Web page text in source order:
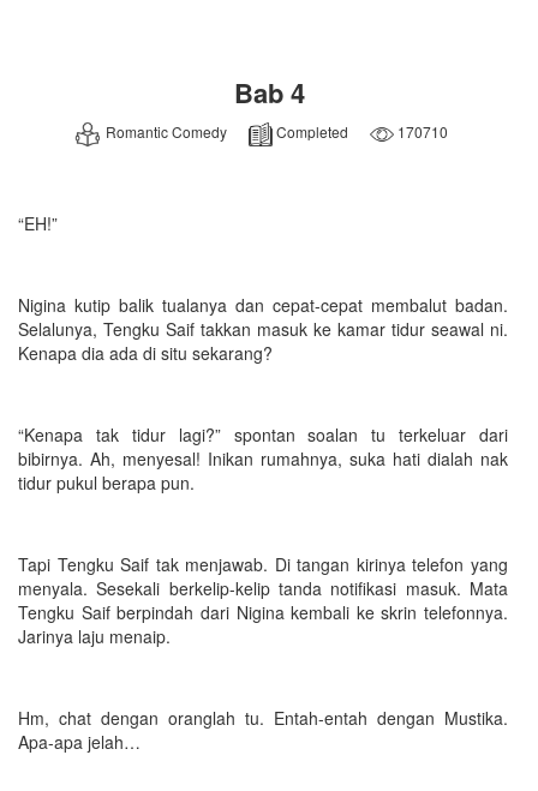
Bab 4
Romantic Comedy Completed 170710
“EH!”
Nigina kutip balik tualanya dan cepat-cepat membalut badan.
Selalunya, Tengku Saif takkan masuk ke kamar tidur seawal ni.
Kenapa dia ada di situ sekarang?
“Kenapa tak tidur lagi?” spontan soalan tu terkeluar dari
bibirnya. Ah, menyesal! Inikan rumahnya, suka hati dialah nak
tidur pukul berapa pun.
Tapi Tengku Saif tak menjawab. Di tangan kirinya telefon yang
menyala. Sesekali berkelip-kelip tanda notifikasi masuk. Mata
Tengku Saif berpindah dari Nigina kembali ke skrin telefonnya.
Jarinya laju menaip.
Hm, chat dengan oranglah tu. Entah-entah dengan Mustika.
Apa-apa jelah…